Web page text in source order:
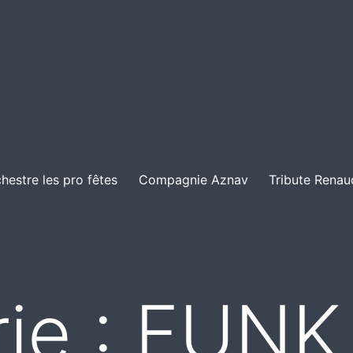
les pro fêtes Compagnie Aznav Tribute
: FUNK